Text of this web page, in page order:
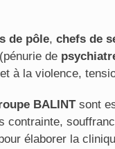
de pôle, chefs de
de
et à la violence,
BALINTsont
contrainte,
élaborer la